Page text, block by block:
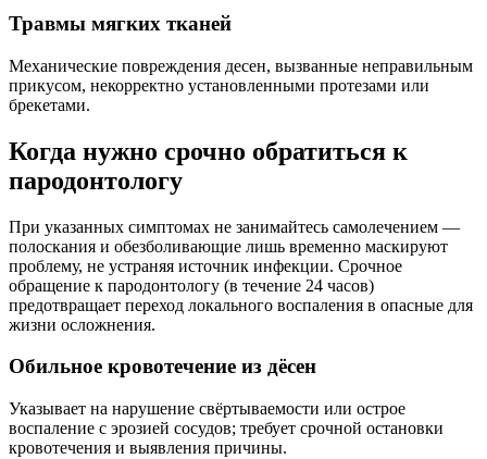
Травмы мягких тканей
Механические повреждения десен, вызванные неправильным
прикусом, некорректно установленными протезами или
брекетами.
Когда нужно срочно обратиться к
пародонтологу
При указанных симптомах не занимайтесь самолечением —
полоскания и обезболивающие лишь временно маскируют
проблему, не устраняя источник инфекции. Срочное
обращение к пародонтологу (в течение 24 часов)
предотвращает переход локального воспаления в опасные для
жизни осложнения.
Обильное кровотечение из дёсен
Указывает на нарушение свёртываемости или острое
воспаление с эрозией сосудов; требует срочной остановки
кровотечения и выявления причины.